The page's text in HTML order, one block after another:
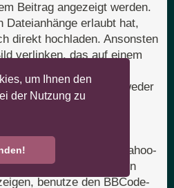
um Ihnen den
der Nutzung zu
Beitrag angezeigt werden.
Dateianhänge erlaubt hat,
direkt hochladen. Ansonsten
verlinken, das auf einem
bild.gif. Sie können weder
Ihrem eigenen PC
öffentlich zugänglicher
die nur nach einer
z. B. Hotmail- oder Yahoo-
geschützte Seiten
benutze den BBCode-